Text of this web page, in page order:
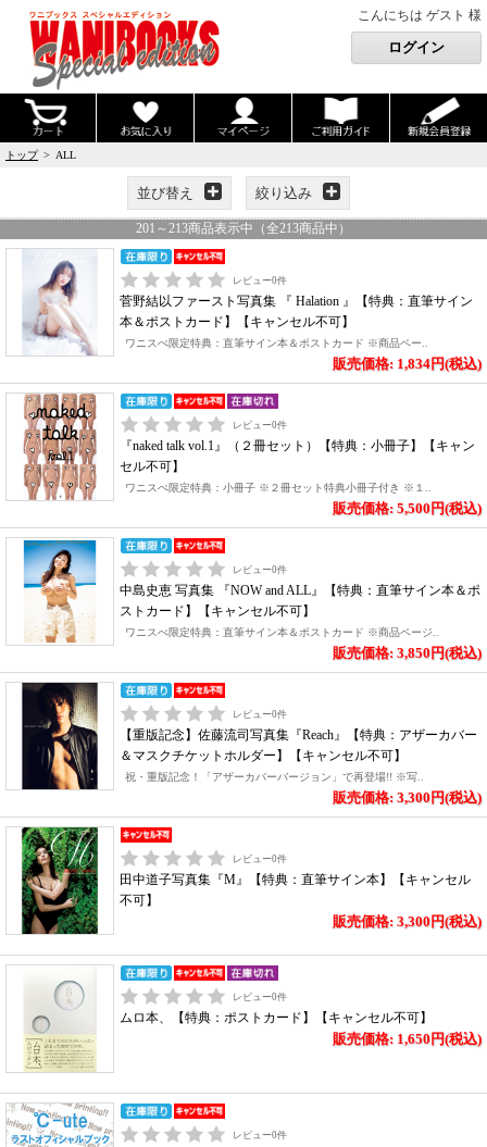
こんにちは ゲスト 様
トップ> ALL
並び替え 絞り込み
201 ～ 213商品表示中（全213商品中）
レビュー0件
菅野結以ファースト写真集 『 Halation 』【特典：直筆サイン
本＆ポストカード】【キャンセル不可】
ワニスぺ限定特典：直筆サイン本＆ポストカード ※商品ペー..
販売価格: 1,834円(税込)
レビュー0件
『naked talk vol.1』（２冊セット）【特典：小冊子】【キャン
セル不可】
ワニスぺ限定特典：小冊子 ※２冊セット特典小冊子付き ※１..
販売価格: 5,500円(税込)
レビュー0件
中島史恵 写真集 『NOW and ALL』【特典：直筆サイン本＆ポ
ストカード】【キャンセル不可】
ワニスぺ限定特典：直筆サイン本＆ポストカード ※商品ページ..
販売価格: 3,850円(税込)
レビュー0件
【重版記念】佐藤流司写真集『Reach』【特典：アザーカバー
＆マスクチケットホルダー】【キャンセル不可】
祝・重版記念！「アザーカバーバージョン」で再登場!! ※写..
販売価格: 3,300円(税込)
レビュー0件
田中道子写真集『M』【特典：直筆サイン本】【キャンセル
不可】
販売価格: 3,300円(税込)
レビュー0件
ムロ本、【特典：ポストカード】【キャンセル不可】
販売価格: 1,650円(税込)
レビュー0件